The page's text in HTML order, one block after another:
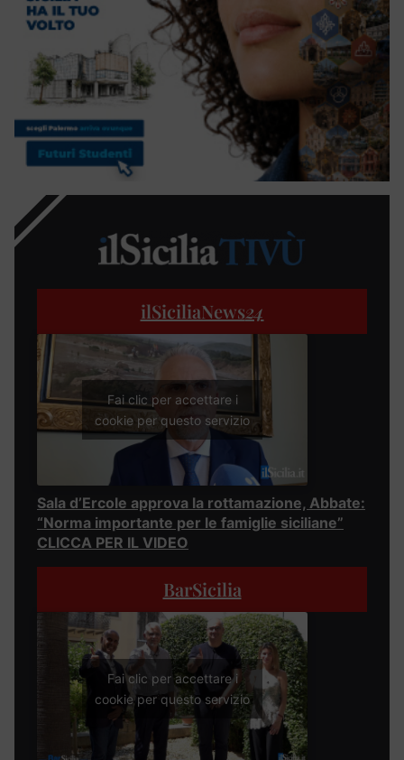
ilSiciliaNews24
Fai clic per accettare i
cookie per questo servizio
Sala d’Ercole approva la rottamazione, Abbate:
“Norma importante per le famiglie siciliane”
CLICCA PER IL VIDEO
BarSicilia
Fai clic per accettare i
cookie per questo servizio